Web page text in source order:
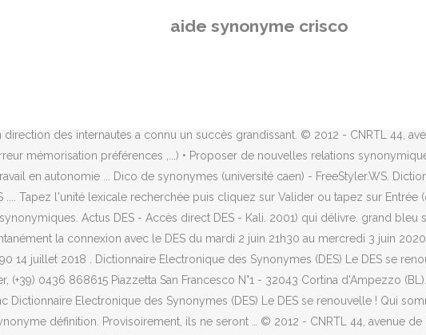
aide synonyme crisco
les mots qui ont un caractère offensant et injurieux, ainsi que dâautres
des internautes a connu un succès grandissant. © 2012 - CNRTL 44,
mémorisation préférences ,...) • Proposer de nouvelles relations
en autonomie ... Dico de synonymes (université caen) - FreeStyler.WS.
.... Tapez l'unité lexicale recherchée puis cliquez sur Valider ou tapez sur Entrée
Actus DES - Accès direct DES - Kali. 2001) qui délivre. grand
la connexion avec le DES du mardi 2 juin 21h30 au mercredi 3 juin
14 juillet 2018 . Dictionnaire Electronique des Synonymes (DES) Le DES se
0436 868615 Piazzetta San Francesco N°1 - 32043 Cortina d'Ampezzo (BL).
Electronique des Synonymes (DES) Le DES se renouvelle ! Qui
définition. Provisoirement, ils ne seront … © 2012 - CNRTL 44, avenue